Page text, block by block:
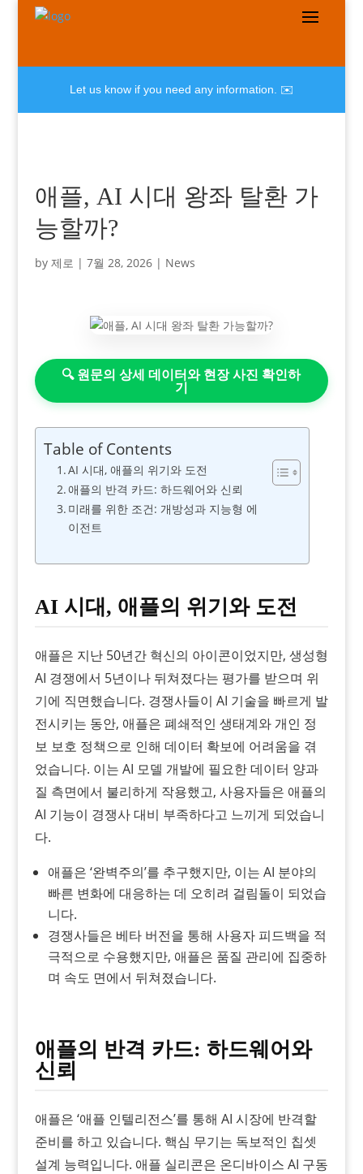
Let us know if you need any information. ✉️
애플, AI 시대 왕좌 탈환 가
능할까?
by 제로 | 7월 28, 2026| News
🔍 원문의 상세 데이터와 현장 사진 확인하
기
Table of Contents
AI 시대, 애플의 위기와 도전
애플의 반격 카드: 하드웨어와 신뢰
미래를 위한 조건: 개방성과 지능형 에
이전트
AI 시대, 애플의 위기와 도전
애플은 지난 50년간 혁신의 아이콘이었지만, 생성형
AI 경쟁에서 5년이나 뒤쳐졌다는 평가를 받으며 위
기에 직면했습니다. 경쟁사들이 AI 기술을 빠르게 발
전시키는 동안, 애플은 폐쇄적인 생태계와 개인 정
보 보호 정책으로 인해 데이터 확보에 어려움을 겪
었습니다. 이는 AI 모델 개발에 필요한 데이터 양과
질 측면에서 불리하게 작용했고, 사용자들은 애플의
AI 기능이 경쟁사 대비 부족하다고 느끼게 되었습니
다.
애플은 ‘완벽주의’를 추구했지만, 이는 AI 분야의
빠른 변화에 대응하는 데 오히려 걸림돌이 되었습
니다.
경쟁사들은 베타 버전을 통해 사용자 피드백을 적
극적으로 수용했지만, 애플은 품질 관리에 집중하
며 속도 면에서 뒤쳐졌습니다.
애플의 반격 카드: 하드웨어와
신뢰
애플은 ‘애플 인텔리전스’를 통해 AI 시장에 반격할
준비를 하고 있습니다. 핵심 무기는 독보적인 칩셋
설계 능력입니다. 애플 실리콘은 온디바이스 AI 구동